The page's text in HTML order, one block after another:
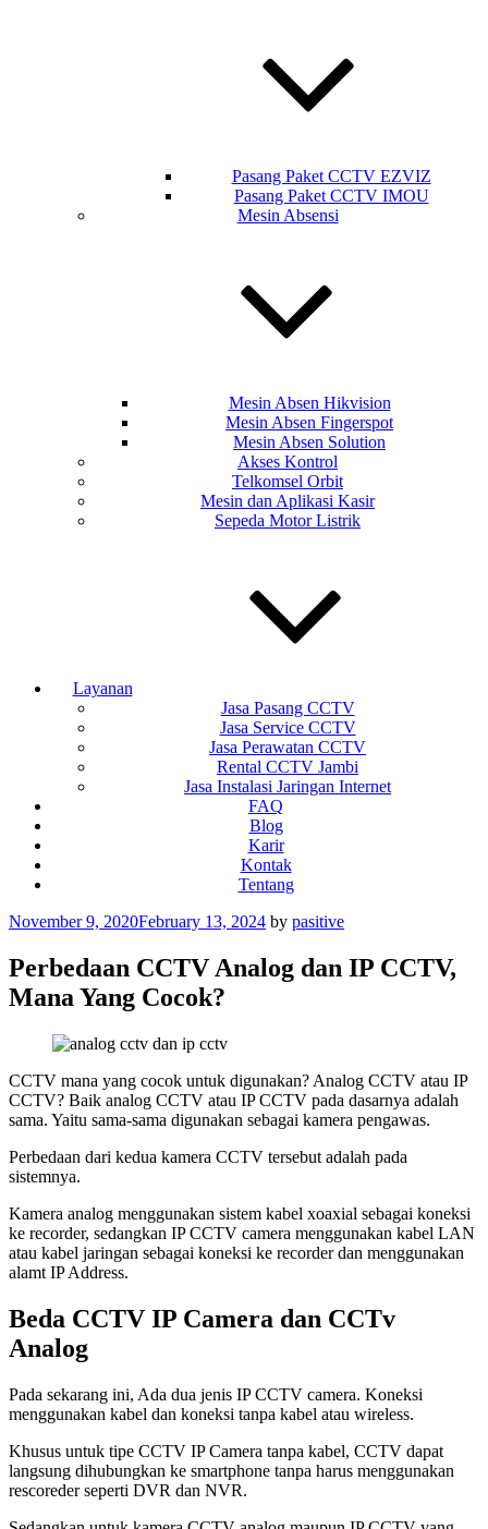
Pasang Paket CCTV EZVIZ
Pasang Paket CCTV IMOU
Mesin Absensi
Mesin Absen Hikvision
Mesin Absen Fingerspot
Mesin Absen Solution
Akses Kontrol
Telkomsel Orbit
Mesin dan Aplikasi Kasir
Sepeda Motor Listrik
Layanan
Jasa Pasang CCTV
Jasa Service CCTV
Jasa Perawatan CCTV
Rental CCTV Jambi
Jasa Instalasi Jaringan Internet
FAQ
Blog
Karir
Kontak
Tentang
Posted
November 9, 2020February 13, 2024 by pasitive
Perbedaan CCTV Analog dan IP CCTV,
Mana Yang Cocok?
CCTV mana yang cocok untuk digunakan? Analog CCTV atau IP
CCTV? Baik analog CCTV atau IP CCTV pada dasarnya adalah
sama. Yaitu sama-sama digunakan sebagai kamera pengawas.
Perbedaan dari kedua kamera CCTV tersebut adalah pada
sistemnya.
Kamera analog menggunakan sistem kabel xoaxial sebagai koneksi
ke recorder, sedangkan IP CCTV camera menggunakan kabel LAN
atau kabel jaringan sebagai koneksi ke recorder dan menggunakan
alamt IP Address.
Beda CCTV IP Camera dan CCTv
Analog
Pada sekarang ini, Ada dua jenis IP CCTV camera. Koneksi
menggunakan kabel dan koneksi tanpa kabel atau wireless.
Khusus untuk tipe CCTV IP Camera tanpa kabel, CCTV dapat
langsung dihubungkan ke smartphone tanpa harus menggunakan
rescoreder seperti DVR dan NVR.